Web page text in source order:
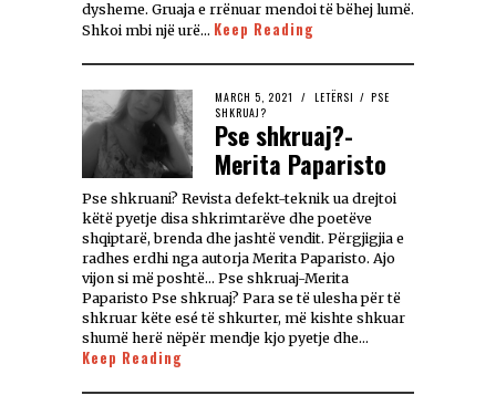
dysheme. Gruaja e rrënuar mendoi të bëhej lumë.
Shkoi mbi një urë… Keep Reading
MARCH 5, 2021 LETËRSI / PSE
SHKRUAJ?
Pse shkruaj?-
Merita Paparisto
Pse shkruani? Revista defekt-teknik ua drejtoi
këtë pyetje disa shkrimtarëve dhe poetëve
shqiptarë, brenda dhe jashtë vendit. Përgjigjia e
radhes erdhi nga autorja Merita Paparisto. Ajo
vijon si më poshtë… Pse shkruaj-Merita
Paparisto Pse shkruaj? Para se të ulesha për të
shkruar këte esé të shkurter, më kishte shkuar
shumë herë nëpër mendje kjo pyetje dhe…
Keep Reading